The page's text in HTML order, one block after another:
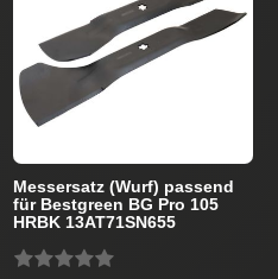
Messersatz (Wurf) passend
für Bestgreen BG Pro 105
HRBK 13AT71SN655